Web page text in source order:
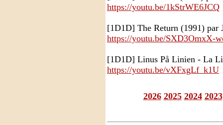
https://youtu.be/1kStrWE6JCQ
[1D1D] The Return (1991) par
https://youtu.be/SXD3OmxX-
[1D1D] Linus På Linien - La
https://youtu.be/vXFxgLf_k1U
2026 2025 2024 2023